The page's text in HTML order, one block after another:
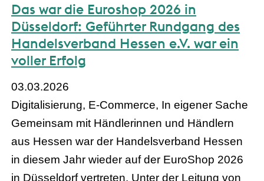
Das war die Euroshop 2026 in
Düsseldorf: Geführter Rundgang des
Handelsverband Hessen e.V. war ein
voller Erfolg
03.03.2026
Digitalisierung, E-Commerce, In eigener Sache
Gemeinsam mit Händlerinnen und Händlern
aus Hessen war der Handelsverband Hessen
in diesem Jahr wieder auf der EuroShop 2026
in Düsseldorf vertreten. Unter der Leitung von